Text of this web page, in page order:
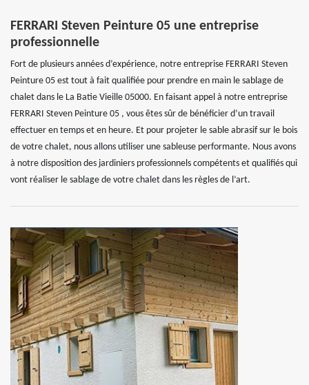
FERRARI Steven Peinture 05 une entreprise
professionnelle
Fort de plusieurs années d’expérience, notre entreprise FERRARI Steven
Peinture 05 est tout à fait qualifiée pour prendre en main le sablage de
chalet dans le La Batie Vieille 05000. En faisant appel à notre entreprise
FERRARI Steven Peinture 05 , vous êtes sûr de bénéficier d’un travail
effectuer en temps et en heure. Et pour projeter le sable abrasif sur le bois
de votre chalet, nous allons utiliser une sableuse performante. Nous avons
à notre disposition des jardiniers professionnels compétents et qualifiés qui
vont réaliser le sablage de votre chalet dans les règles de l’art.